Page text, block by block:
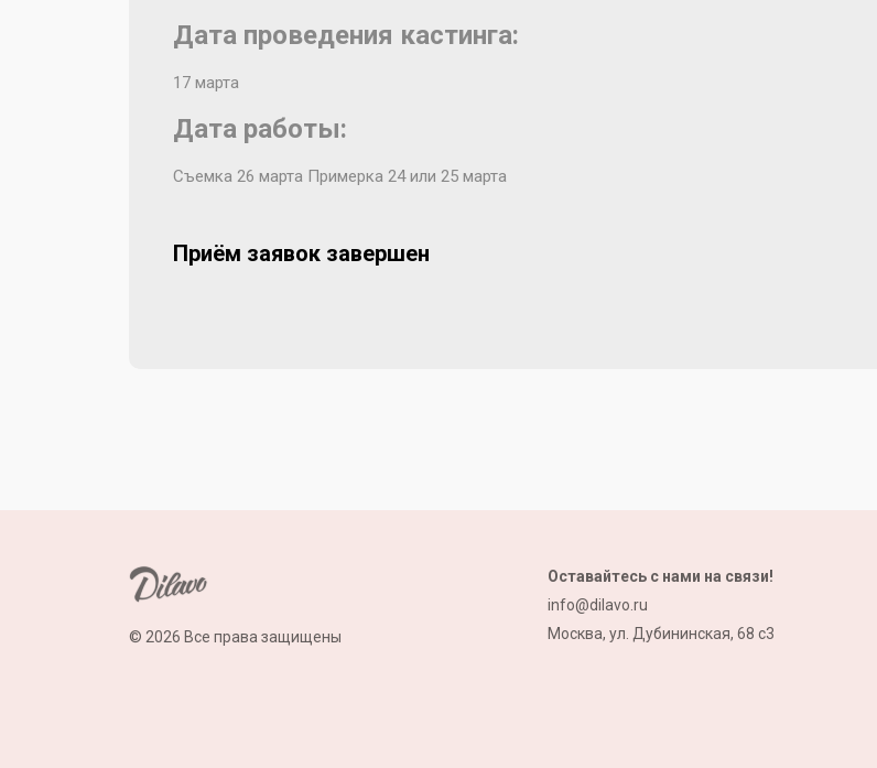
Дата проведения кастинга:
17 марта
Дата работы:
Съемка 26 марта Примерка 24 или 25 марта
Приём заявок завершен
© 2026 Все права защищены
Оставайтесь с нами на связи!
info@dilavo.ru
Москва, ул. Дубининская, 68 с3